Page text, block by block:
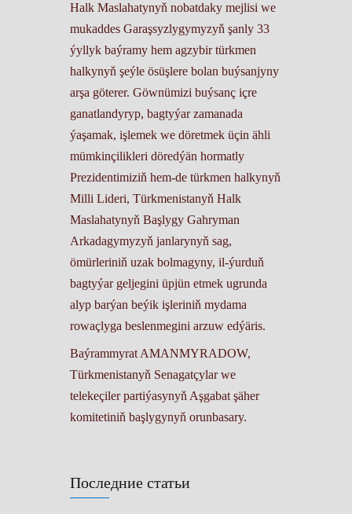
Последние статьи
Halk Maslahatynyň nobatdaky mejlisi we
mukaddes Garaşsyzlygymyzyň şanly 33
ýyllyk baýramy hem agzybir türkmen
halkynyň şeýle ösüşlere bolan buýsanjyny
arşa göterer. Göwnümizi buýsanç içre
ganatlandyryp, bagtyýar zamanada
ýaşamak, işlemek we döretmek üçin ähli
mümkinçilikleri döredýän hormatly
Prezidentimiziň hem-de türkmen halkynyň
Milli Lideri, Türkmenistanyň Halk
Maslahatynyň Başlygy Gahryman
Arkadagymyzyň janlarynyň sag,
ömürleriniň uzak bolmagyny, il-ýurduň
bagtyýar geljegini üpjün etmek ugrunda
alyp barýan beýik işleriniň mydama
rowaçlyga beslenmegini arzuw edýäris.
Baýrammyrat AMANMYRADOW,
Türkmenistanyň Senagatçylar we
telekeçiler partiýasynyň Aşgabat şäher
komitetiniň başlygynyň orunbasary.